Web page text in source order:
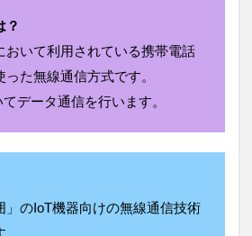
？
おいて利用されている携帯電話
た無線通信方式です。
データ通信を行います。
」のIoT機器向けの無線通信技術